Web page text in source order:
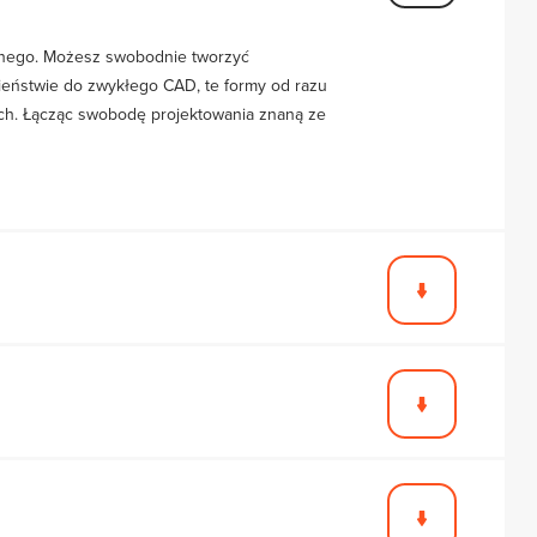
Możesz swobodnie tworzyć
do zwykłego CAD, te formy od razu
Łącząc swobodę projektowania znaną ze
materiałów budowlanych czy
architektoniczne są w 100% zgodne ze